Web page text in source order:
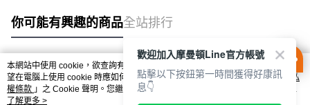
你可能有興趣的商品全站排行
熱門標籤
本網站中使用 cookie，欲查詢有關本網站使用 cookie 方式之詳情，及若您不希
望在電腦上使用 cookie 時應如何變更電腦的 cookie 設定，請參閱本網站「
隱私
權條款 」之 Cookie 聲明。您繼續使用本網站即表示您同意本公司得按本網站使
用條款之 Cookie 聲明使用 cookie。
了解更多 >
歡迎加入摩曼頓Line官方帳號
點擊以下按鈕第一時間獲得好康訊
息👇